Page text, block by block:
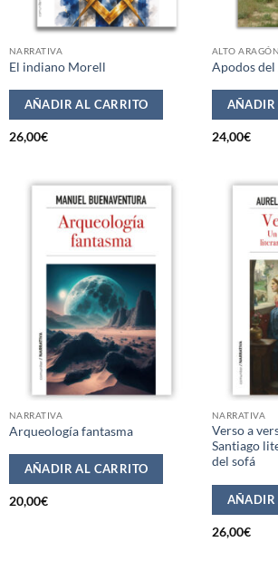
NARRATIVA
El indiano Morell
AÑADIR AL CARRITO
26,00€
ALTO ARAGÓN
Apodos
AÑADIR
24,00€
NARRATIVA
Arqueología fantasma
AÑADIR AL CARRITO
20,00€
NARRATIVA
Verso a
Santiago
del sofá
AÑADIR
26,00€